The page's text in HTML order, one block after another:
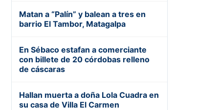
Matan a “Palín” y balean a tres en
barrio El Tambor, Matagalpa
En Sébaco estafan a comerciante
con billete de 20 córdobas relleno
de cáscaras
Hallan muerta a doña Lola Cuadra en
su casa de Villa El Carmen